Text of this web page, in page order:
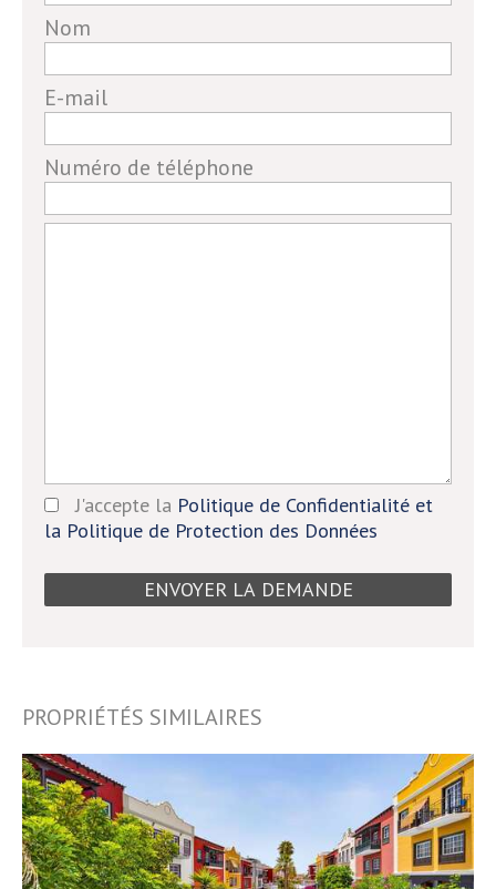
are
a
human,
ignore
field
Nom
E-mail
Numéro de téléphone
J'accepte la Politique de Confidentialité et
la Politique de Protection des Données
PROPRIÉTÉS SIMILAIRES